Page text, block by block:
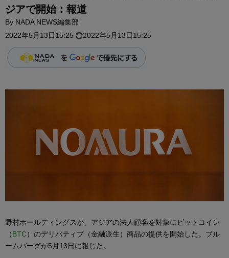
ジアで開始：報道
By NADA NEWS編集部
2022年5月13日15:25
2022年5月13日15:25
野村ホールディングスが、アジアの法人顧客を対象にビットコイン
（BTC）のデリバティブ（金融派生）商品の提供を開始した。ブル
ームバーグが5月13日に報じた。